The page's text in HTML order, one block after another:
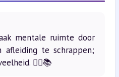
mentale ruimte door
afleiding te schrappen;
🧘‍♀️📚